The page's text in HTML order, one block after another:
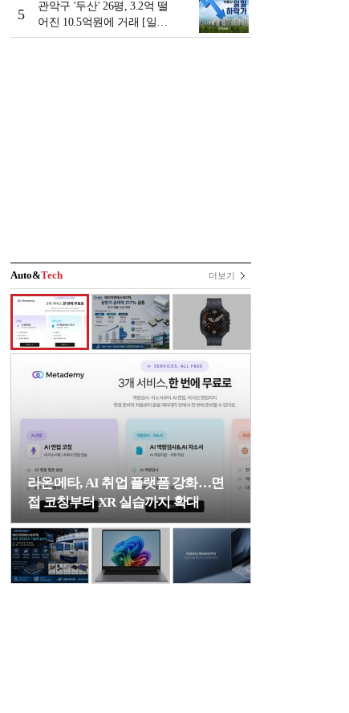
5
관악구 '두산' 26평, 3.2억 떨
어진 10.5억원에 거래 [일일
하락가]
Auto&Tech 더보기
라온메타, AI 취업 플랫폼 강화…면
접 코칭부터 XR 실습까지 확대